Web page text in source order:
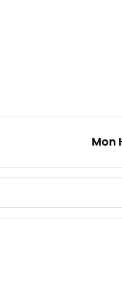
Mon